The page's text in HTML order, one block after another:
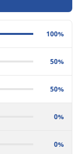
100%
50%
50%
0%
0%